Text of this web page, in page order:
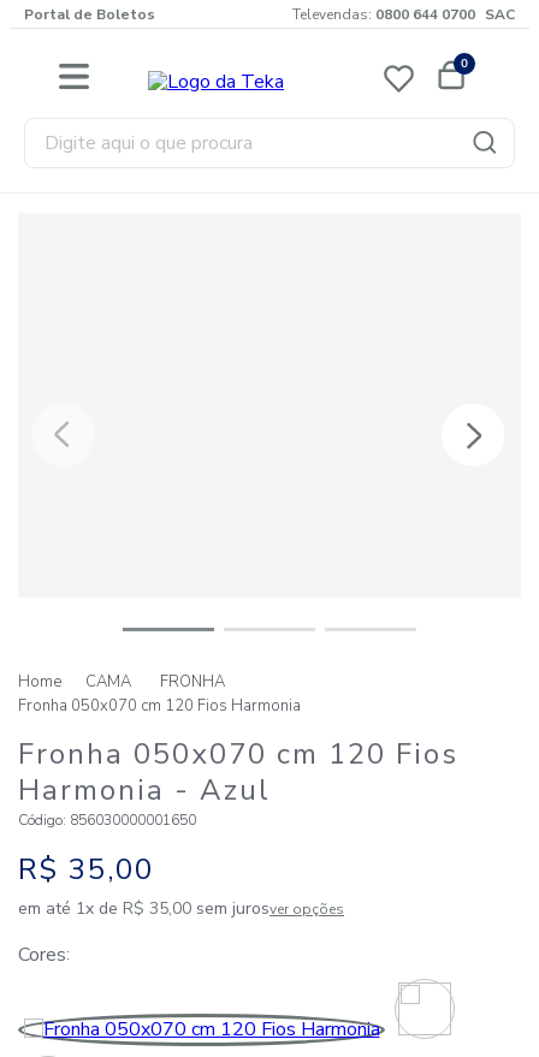
Portal de Boletos Televendas: 0800 644 0700 SAC
0
Digite aqui o que procura
CAMA
FRONHA
Fronha 050x070 cm 120 Fios Harmonia
Fronha 050x070 cm 120 Fios
Harmonia - Azul
Código: 856030000001650
R$ 35,00
em até 1x de R$ 35,00 sem jurosver opções
Cores